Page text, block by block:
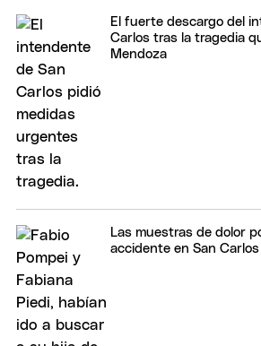
El fuerte descargo del
Carlos tras la tragedia
Mendoza
Las muestras de dolor
accidente en San Carlos